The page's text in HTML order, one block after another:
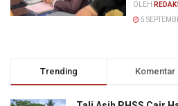
OLEH
5
Trending Komentar